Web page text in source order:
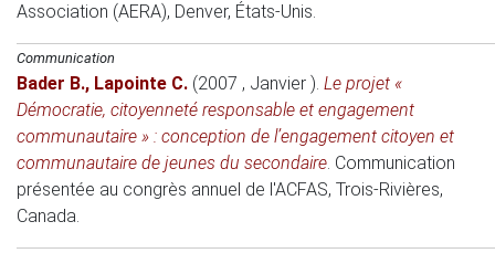
Association (AERA), Denver, États-Unis.
Communication
Bader B., Lapointe C. (2007 , Janvier ). Le projet «
Démocratie, citoyenneté responsable et engagement
communautaire » : conception de l’engagement citoyen et
communautaire de jeunes du secondaire. Communication
présentée au congrès annuel de l'ACFAS, Trois-Rivières,
Canada.